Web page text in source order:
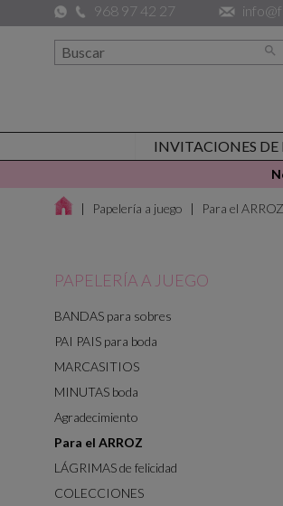
968 97 42 27

INVITACIONES DE
Papelería a juego Para el ARROZ
PAPELERÍA A JUEGO
BANDAS para sobres
PAI PAIS para boda
MARCASITIOS
MINUTAS boda
Agradecimiento
Para el ARROZ
LÁGRIMAS de felicidad
COLECCIONES